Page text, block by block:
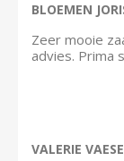
BLOEMEN
Zeer mooie
advies. Prima
VALERIE